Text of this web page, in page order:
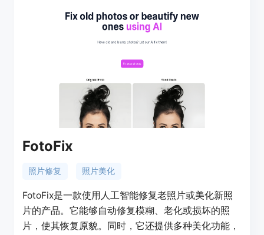
FotoFix
照片修复 照片美化
FotoFix是一款使用人工智能修复老照片或美化新照
片的产品。它能够自动修复模糊、老化或损坏的照
片，使其恢复原貌。同时，它还提供多种美化功能，